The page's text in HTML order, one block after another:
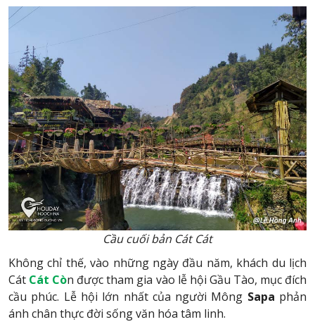
Cầu cuối bản Cát Cát
Không chỉ thế, vào những ngày đầu năm, khách du lịch
Cát Cát Còn được tham gia vào lễ hội Gầu Tào, mục đích
cầu phúc. Lễ hội lớn nhất của người Mông Sapa phản
ánh chân thực đời sống văn hóa tâm linh.